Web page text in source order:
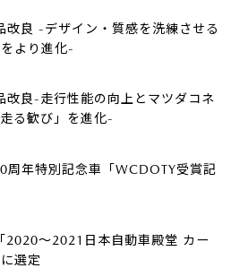
改良 -デザイン・質感を洗練させる
より進化-
改良-走行性能の向上とマツダコネ
る歓び」を進化-
年特別記念車「WCDOTY受賞記
2020～2021日本自動車殿堂 カー
選定